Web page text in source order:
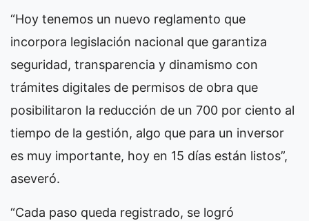
“Hoy tenemos un nuevo reglamento que
incorpora legislación nacional que garantiza
seguridad, transparencia y dinamismo con
trámites digitales de permisos de obra que
posibilitaron la reducción de un 700 por ciento al
tiempo de la gestión, algo que para un inversor
es muy importante, hoy en 15 días están listos”,
aseveró.
“Cada paso queda registrado, se logró